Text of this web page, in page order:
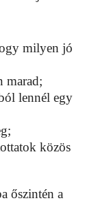
milyen jó
marad;
lennél egy
közös
őszintén a